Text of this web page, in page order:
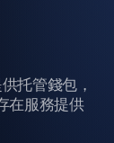
托管錢包，
在服務提供